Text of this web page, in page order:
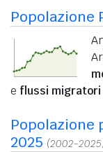
Popolazione
e flussi migratori
Popolazione
2025 (2002-